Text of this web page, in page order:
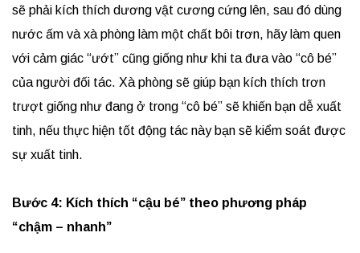
sẽ phải kích thích dương vật cương cứng lên, sau đó dùng
nước ấm và xà phòng làm một chất bôi trơn, hãy làm quen
với cảm giác “ướt” cũng giống như khi ta đưa vào “cô bé”
của người đối tác. Xà phòng sẽ giúp bạn kích thích trơn
trượt giống như đang ở trong “cô bé” sẽ khiến bạn dễ xuất
tinh, nếu thực hiện tốt động tác này bạn sẽ kiểm soát được
sự xuất tinh.
Bước 4: Kích thích “cậu bé” theo phương pháp
“chậm – nhanh”